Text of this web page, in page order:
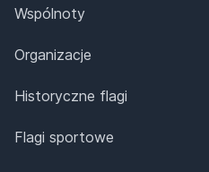
Wspólnoty
Organizacje
Historyczne flagi
Flagi sportowe